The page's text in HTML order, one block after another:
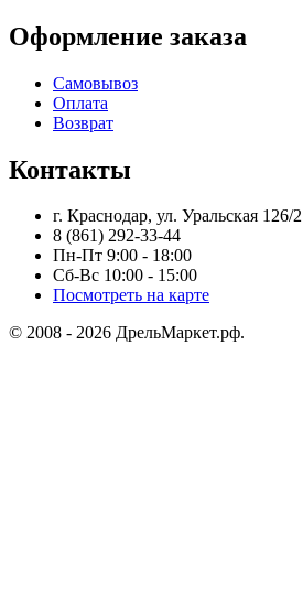
Оформление заказа
Самовывоз
Оплата
Возврат
Контакты
г. Краснодар, ул. Уральская 126/2
8 (861) 292-33-44
Пн-Пт 9:00 - 18:00
Сб-Вс 10:00 - 15:00
Посмотреть на карте
© 2008 - 2026 ДрельМаркет.рф.